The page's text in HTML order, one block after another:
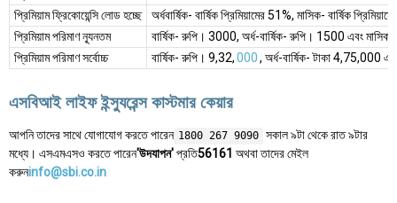
প্রিমিয়াম ফ্রিকোয়েন্সি লোড হচ্ছে
অর্ধবার্ষিক- বার্ষিক প্রিমিয়ামের 51%, মাসিক- বার্ষিক
প্রিমিয়াম পরিমাণ ন্যূনতম
বার্ষিক- রুপি। 3000, অর্ধ-বার্ষিক- রুপি। 1500 এবং
প্রিমিয়াম পরিমাণ সর্বোচ্চ
বার্ষিক- রুপি। 9,32,000, অর্ধ-বার্ষিক- টাকা 4,75,000
এসবিআই লাইফ ইন্স্যুরেন্স কাস্টমার কেয়ার
আপনি তাদের সাথে যোগাযোগ করতে পারেন 1800 267 9090 সকাল ৯টা থেকে রাত ৯টার
মধ্যে। এসএমএসও করতে পারেন'উদযাপন'প্রতি56161 অথবা তাদের মেইল
করুনinfo@sbi.co.in